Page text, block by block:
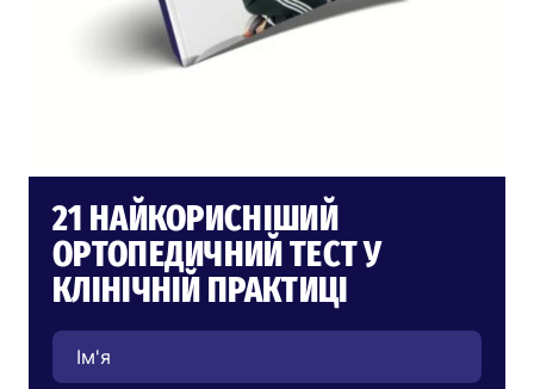
21 НАЙКОРИСНІШИЙ
ОРТОПЕДИЧНИЙ ТЕСТ У
КЛІНІЧНІЙ ПРАКТИЦІ